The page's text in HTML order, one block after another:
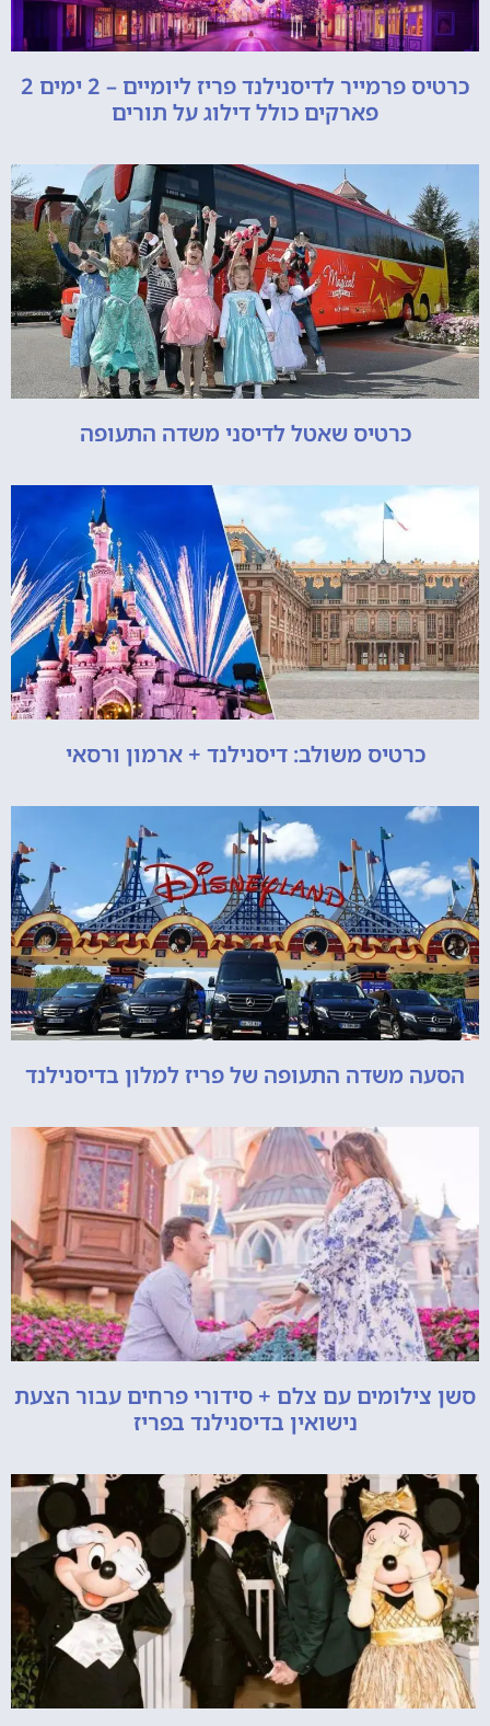
כרטיס פרמייר לדיסנילנד פריז ליומיים – 2 ימים 2
פארקים כולל דילוג על תורים
כרטיס שאטל לדיסני משדה התעופה
כרטיס משולב: דיסנילנד + ארמון ורסאי
הסעה משדה התעופה של פריז למלון בדיסנילנד
סשן צילומים עם צלם + סידורי פרחים עבור הצעת
נישואין בדיסנילנד בפריז